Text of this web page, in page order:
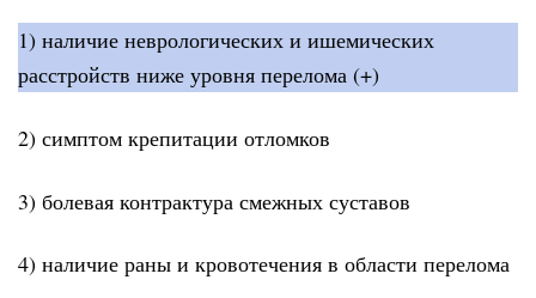
1) наличие неврологических и ишемических
расстройств ниже уровня перелома (+)
2) симптом крепитации отломков
3) болевая контрактура смежных суставов
4) наличие раны и кровотечения в области перелома